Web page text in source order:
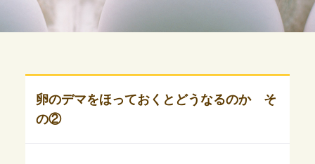
卵のデマをほっておくとどうなるのか そ
の②